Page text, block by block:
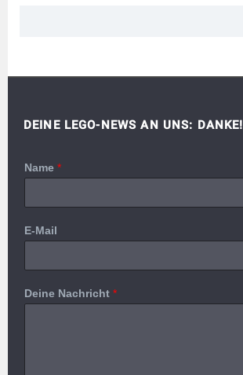
DEINE LEGO-NEWS AN UNS: DANKE!
Name *
E-Mail
Deine Nachricht *